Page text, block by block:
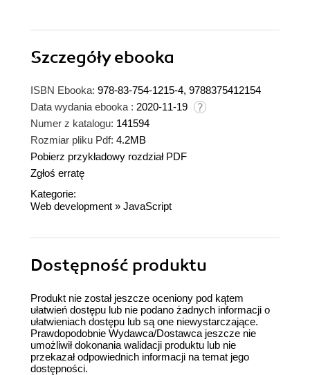
Szczegółyebooka
ISBN Ebooka: 978-83-754-1215-4, 9788375412154
Data wydania ebooka : 2020-11-19
Numer z katalogu: 141594
Rozmiar pliku Pdf: 4.2MB
Pobierz przykładowy rozdział PDF
Zgłoś erratę
Kategorie:
Web development » JavaScript
Dostępność produktu
Produkt nie został jeszcze oceniony pod kątem
ułatwień dostępu lub nie podano żadnych informacji o
ułatwieniach dostępu lub są one niewystarczające.
Prawdopodobnie Wydawca/Dostawca jeszcze nie
umożliwił dokonania walidacji produktu lub nie
przekazał odpowiednich informacji na temat jego
dostępności.